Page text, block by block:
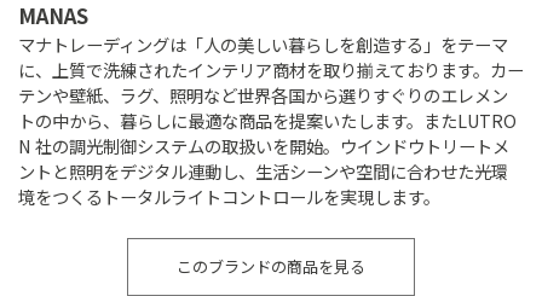
MANAS
マナトレーディングは「人の美しい暮らしを創造する」をテーマ
に、上質で洗練されたインテリア商材を取り揃えております。カー
テンや壁紙、ラグ、照明など世界各国から選りすぐりのエレメン
トの中から、暮らしに最適な商品を提案いたします。またLUTRO
N 社の調光制御システムの取扱いを開始。ウインドウトリートメ
ントと照明をデジタル連動し、生活シーンや空間に合わせた光環
境をつくるトータルライトコントロールを実現します。
このブランドの商品を見る